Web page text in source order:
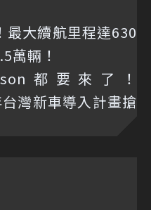
最大續航里程達630
萬輛！
都要來了！
灣新車導入計畫搶